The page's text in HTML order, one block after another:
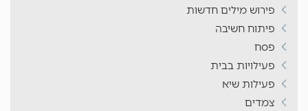
פירוש מילים חדשות
פיתוח חשיבה
פסח
פעילויות בבית
פעילות שיא
צמדים